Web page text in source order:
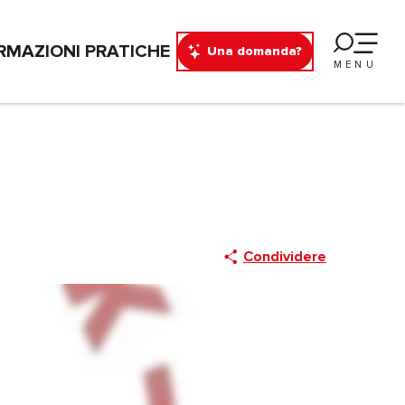
Una domanda?
MENU
PRATICHE
Condividere